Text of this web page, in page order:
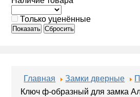
Только уценённые
Показать Сбросить
Главная Замки дверные
Ключ ф-образный для замка